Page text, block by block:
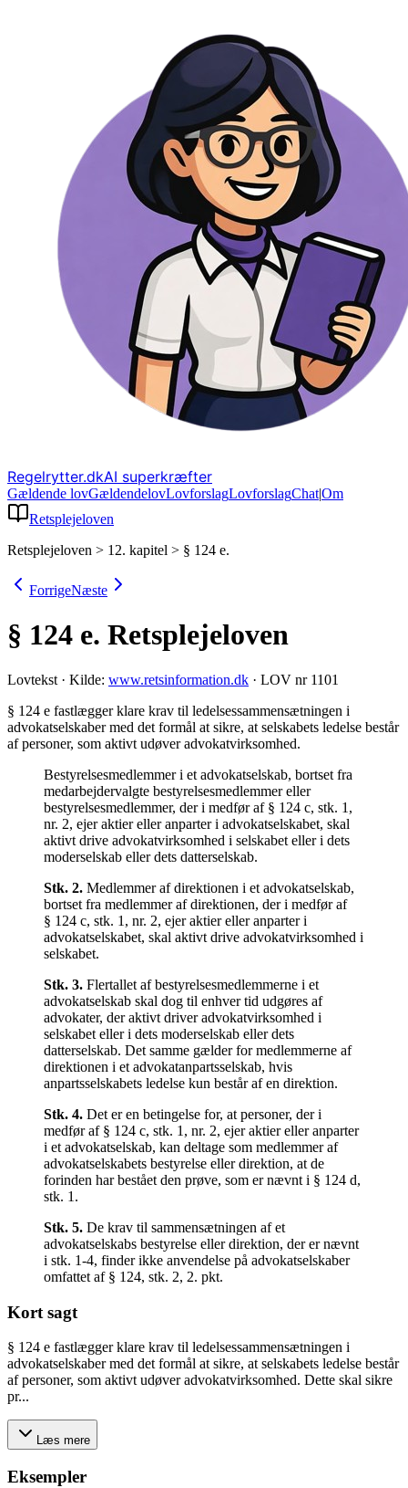
Regelrytter.dkAI superkræfter
Gældende lovGældendelovLovforslagLovforslagChat|Om
Retsplejeloven
Retsplejeloven > 12. kapitel > § 124 e.
ForrigeNæste
§ 124 e. Retsplejeloven
Lovtekst · Kilde: www.retsinformation.dk · LOV nr 1101
§ 124 e fastlægger klare krav til ledelsessammensætningen i
advokatselskaber med det formål at sikre, at selskabets ledelse består
af personer, som aktivt udøver advokatvirksomhed.
Bestyrelsesmedlemmer i et advokatselskab, bortset fra
medarbejdervalgte bestyrelsesmedlemmer eller
bestyrelsesmedlemmer, der i medfør af § 124 c, stk. 1,
nr. 2, ejer aktier eller anparter i advokatselskabet, skal
aktivt drive advokatvirksomhed i selskabet eller i dets
moderselskab eller dets datterselskab.
Stk. 2. Medlemmer af direktionen i et advokatselskab,
bortset fra medlemmer af direktionen, der i medfør af
§ 124 c, stk. 1, nr. 2, ejer aktier eller anparter i
advokatselskabet, skal aktivt drive advokatvirksomhed i
selskabet.
Stk. 3. Flertallet af bestyrelsesmedlemmerne i et
advokatselskab skal dog til enhver tid udgøres af
advokater, der aktivt driver advokatvirksomhed i
selskabet eller i dets moderselskab eller dets
datterselskab. Det samme gælder for medlemmerne af
direktionen i et advokatanpartsselskab, hvis
anpartsselskabets ledelse kun består af en direktion.
Stk. 4. Det er en betingelse for, at personer, der i
medfør af § 124 c, stk. 1, nr. 2, ejer aktier eller anparter
i et advokatselskab, kan deltage som medlemmer af
advokatselskabets bestyrelse eller direktion, at de
forinden har bestået den prøve, som er nævnt i § 124 d,
stk. 1.
Stk. 5. De krav til sammensætningen af et
advokatselskabs bestyrelse eller direktion, der er nævnt
i stk. 1-4, finder ikke anvendelse på advokatselskaber
omfattet af § 124, stk. 2, 2. pkt.
Kort sagt
§ 124 e fastlægger klare krav til ledelsessammensætningen i
advokatselskaber med det formål at sikre, at selskabets ledelse består
af personer, som aktivt udøver advokatvirksomhed. Dette skal sikre
pr...
Læs mere
Eksempler